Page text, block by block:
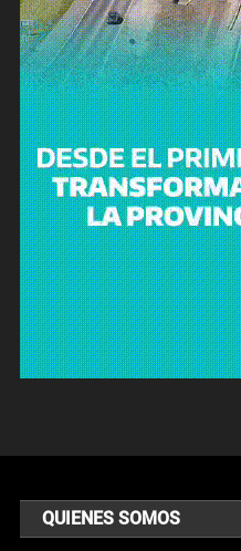
QUIENES SOMOS